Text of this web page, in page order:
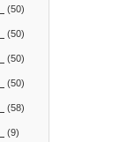
(50)
(50)
(50)
(50)
(58)
(9)